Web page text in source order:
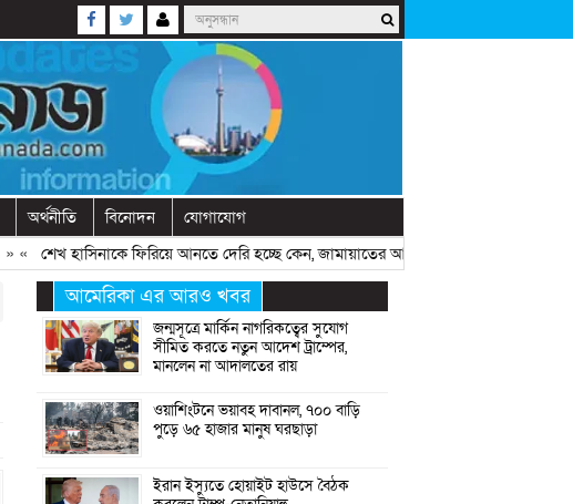
অর্থনীতি বিনোদন যোগাযোগ
শেখ হাসিনাকে ফিরিয়ে আনতে দেরি হচ্ছে কেন, জামায়াতের আমিরের প্রশ্ন
আমেরিকা এর আরও খবর
জন্মসূত্রে মার্কিন নাগরিকত্বের সুযোগ
সীমিত করতে নতুন আদেশ ট্রাম্পের,
মানলেন না আদালতের রায়
ওয়াশিংটনে ভয়াবহ দাবানল, ৭০০ বাড়ি
পুড়ে ৬৫ হাজার মানুষ ঘরছাড়া
ইরান ইস্যুতে হোয়াইট হাউসে বৈঠক